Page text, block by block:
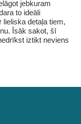
jebkuram
to ideāli
detaļa tiem,
Īsāk sakot, šī
iztikt neviens